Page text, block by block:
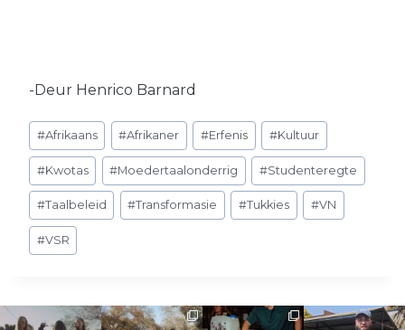
-Deur Henrico Barnard
Post
Tags:
#Afrikaans #Afrikaner #Erfenis #Kultuur
#Kwotas #Moedertaalonderrig #Studenteregte
#Taalbeleid #Transformasie #Tukkies #VN
#VSR